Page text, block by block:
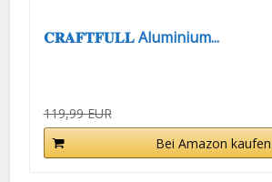
𝐂𝐑𝐀𝐅𝐓𝐅𝐔𝐋𝐋 Aluminium...
119,99 EUR
Bei Amazon kaufen